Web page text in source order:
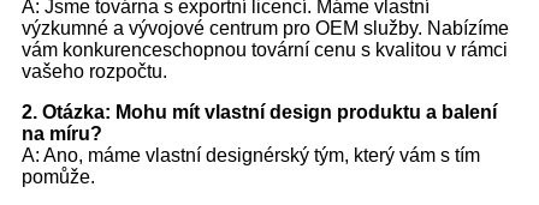
A: Jsme továrna s exportní licencí. Máme vlastní
výzkumné a vývojové centrum pro OEM služby. Nabízíme
vám konkurenceschopnou tovární cenu s kvalitou v rámci
vašeho rozpočtu.
2. Otázka: Mohu mít vlastní design produktu a balení
na míru?
A: Ano, máme vlastní designérský tým, který vám s tím
pomůže.